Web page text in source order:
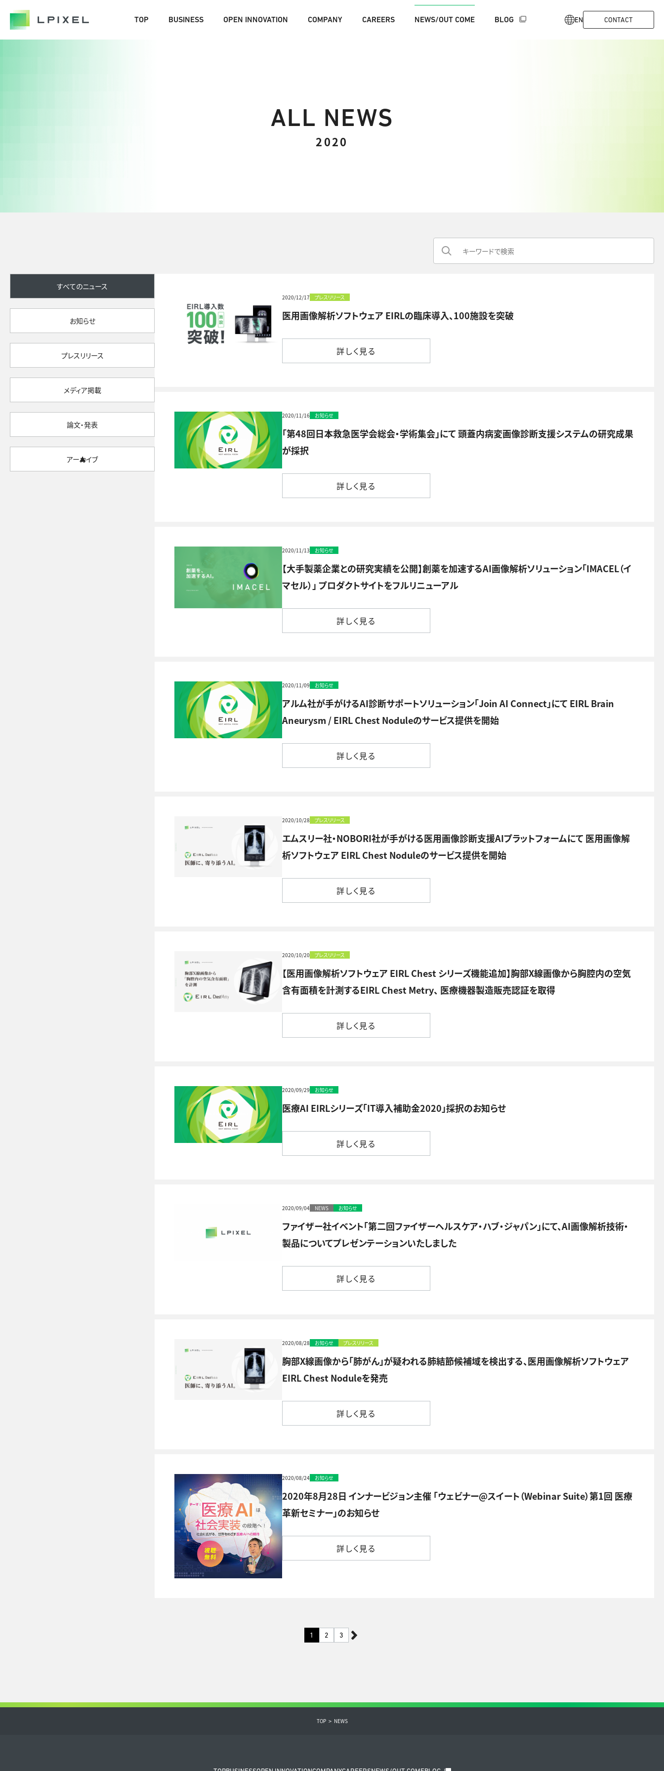
TOP BUSINESS OPEN INNOVATION OPEN INNOVATION エルピクセルの強み SaMD/Non-SaMD開発支援 協業・研究事例
COMPANY 代表メッセージ 経営メンバー
CAREERS NEWS/OUT COME BLOG EN CONTACT
COMPANY
代表メッセージ
2020
2020/12/17 プレスリリース
医用画像解析ソフトウェア EIRLの臨床導入、100施設を突破
詳しく見る
2020/11/16 お知らせ
「第48回日本救急医学会総会・学術集会」にて 頭蓋内病変画像診断支援システムの研究成果
が採択
詳しく見る
2020/11/13 お知らせ
【大手製薬企業との研究実績を公開】創薬を加速するAI画像解析ソリューション「IMACEL（イ
マセル）」 プロダクトサイトをフルリニューアル
詳しく見る
2020/11/09 お知らせ
アルム社が手がけるAI診断サポートソリューション「Join AI Connect」にて EIRL Brain
Aneurysm / EIRL Chest Noduleのサービス提供を開始
詳しく見る
2020/10/28 プレスリリース
エムスリー社・NOBORI社が手がける医用画像診断支援AIプラットフォームにて 医用画像解
析ソフトウェア EIRL Chest Noduleのサービス提供を開始
詳しく見る
2020/10/20 プレスリリース
【医用画像解析ソフトウェア EIRL Chest シリーズ機能追加】胸部X線画像から胸腔内の空気
含有面積を計測するEIRL Chest Metry、 医療機器製造販売認証を取得
詳しく見る
2020/09/29 お知らせ
医療AI EIRLシリーズ「IT導入補助金2020」採択のお知らせ
詳しく見る
2020/09/04 NEWS お知らせ
ファイザー社イベント「第二回ファイザーヘルスケア・ハブ・ジャパン」にて、AI画像解析技術・
製品についてプレゼンテーションいたしました
詳しく見る
2020/08/28 お知らせ プレスリリース
胸部X線画像から「肺がん」が疑われる肺結節候補域を検出する、医用画像解析ソフトウェア
EIRL Chest Noduleを発売
詳しく見る
2020/08/24 お知らせ
2020年8月28日 インナービジョン主催 「ウェビナー@スイート（Webinar Suite）第1回 医療
革新セミナー」のお知らせ
詳しく見る
すべてのニュース
お知らせ
プレスリリース
メディア掲載
論文・発表
アーカイブ
1 2 3
TOP NEWS